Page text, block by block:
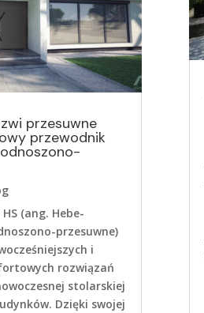
przesuwne
przewodnik
(ang. Hebe-
przesuwne)
i
rozwiązań
stolarskiej
Dzięki swojej